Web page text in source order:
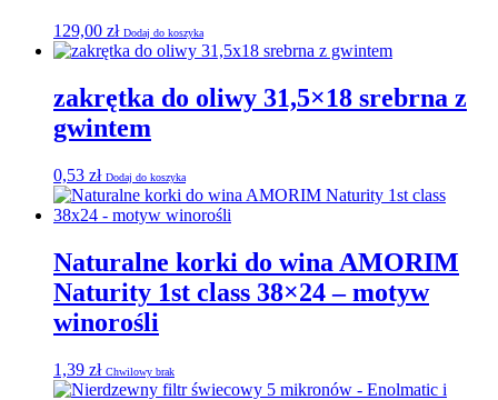
129,00 zł Dodaj do koszyka
zakrętka do oliwy 31,5×18 srebrna z
gwintem
0,53 zł Dodaj do koszyka
Naturalne korki do wina AMORIM
Naturity 1st class 38×24 – motyw
winorośli
1,39 zł Chwilowy brak